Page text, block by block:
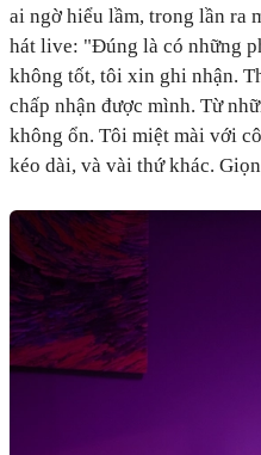
ai ngờ hiểu lầm, trong lần ra
hát live: "Đúng là có những
không tốt, tôi xin ghi nhận.
chấp nhận được mình. Từ
không ổn. Tôi miệt mài với
kéo dài, và vài thứ khác.